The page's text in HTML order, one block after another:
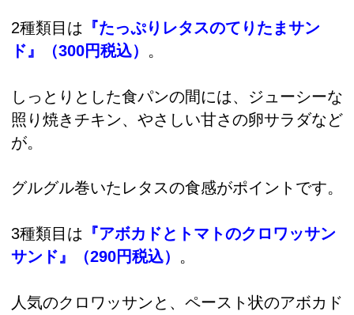
2種類目は 『たっぷりレタスのてりたまサン
ド』（300円税込） 。
しっとりとした食パンの間には、ジューシーな
照り焼きチキン、やさしい甘さの卵サラダなど
が。
グルグル巻いたレタスの食感がポイントです。
3種類目は 『アボカドとトマトのクロワッサン
サンド』（290円税込） 。
人気のクロワッサンと、ペースト状のアボカド